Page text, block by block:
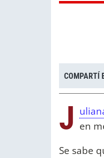
COMPARTÍ
J en
Se sabe